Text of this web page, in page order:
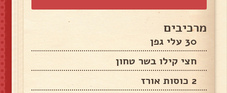
מרכיבים
30 עלי גפן
חצי קילו בשר טחון
2 כוסות אורז